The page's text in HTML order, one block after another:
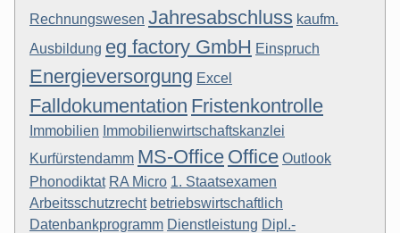
Rechnungswesen Jahresabschluss kaufm.
Ausbildung eg factory GmbH Einspruch
Energieversorgung Excel
Falldokumentation Fristenkontrolle
Immobilien Immobilienwirtschaftskanzlei
Kurfürstendamm MS-Office Office Outlook
Phonodiktat RA Micro 1. Staatsexamen
Arbeitsschutzrecht betriebswirtschaftlich
Datenbankprogramm Dienstleistung Dipl.-